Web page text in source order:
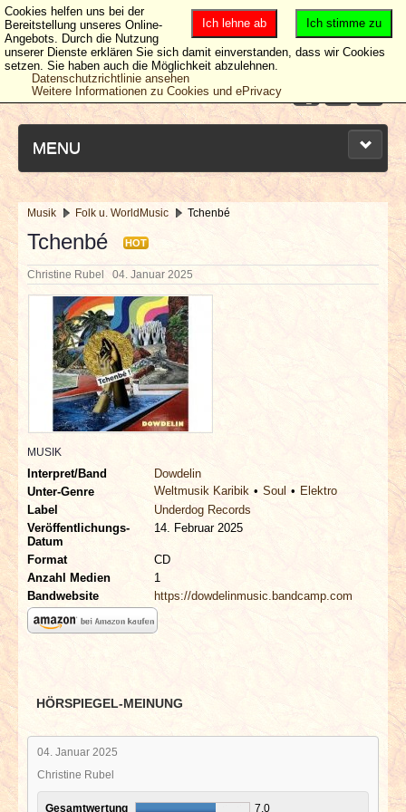
MENU
NEUESTE ARTIKEL
NEWS & DATES
BERICHTE
VERLOSUNGEN
INTERVIEWS
SPECIALS
REDAKTION
LINKS
ARCHIV
Musik Folk u. WorldMusic Tchenbé
Tchenbé HOT
Christine Rubel 04. Januar 2025
MUSIK
Interpret/Band
Dowdelin
Unter-Genre
Weltmusik Karibik Soul
Elektro
Label
Underdog Records
Veröffentlichungs-
Datum
14. Februar 2025
Format
CD
Anzahl Medien
1
Bandwebsite
https://dowdelinmusic.bandcamp.com
HÖRSPIEGEL-MEINUNG
04. Januar 2025
Christine Rubel
Gesamtwertung 7,0
Ich stimme zu
Ich lehne ab
Cookies helfen uns bei der
Bereitstellung unseres Online-
Angebots. Durch die Nutzung
unserer Dienste erklären Sie sich damit einverstanden, dass wir Cookies
setzen. Sie haben auch die Möglichkeit abzulehnen.
Datenschutzrichtlinie ansehen
Weitere Informationen zu Cookies und ePrivacy